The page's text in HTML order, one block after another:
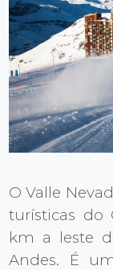
O Valle
turísticas do
km a leste
Andes. É